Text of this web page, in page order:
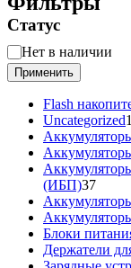
Статус
Статус
Нет в наличии
Применить
Flash
Uncategorized1
(ИБП)3737
Блоки
Держатели